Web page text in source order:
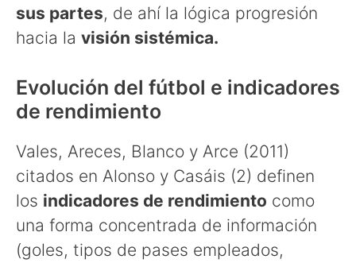
sus partes, de ahí la lógica progresión
hacia la visión sistémica.
Evolución del fútbol e indicadores
de rendimiento
Vales, Areces, Blanco y Arce (2011)
citados en Alonso y Casáis (2) definen
los indicadores de rendimiento como
una forma concentrada de información
(goles, tipos de pases empleados,